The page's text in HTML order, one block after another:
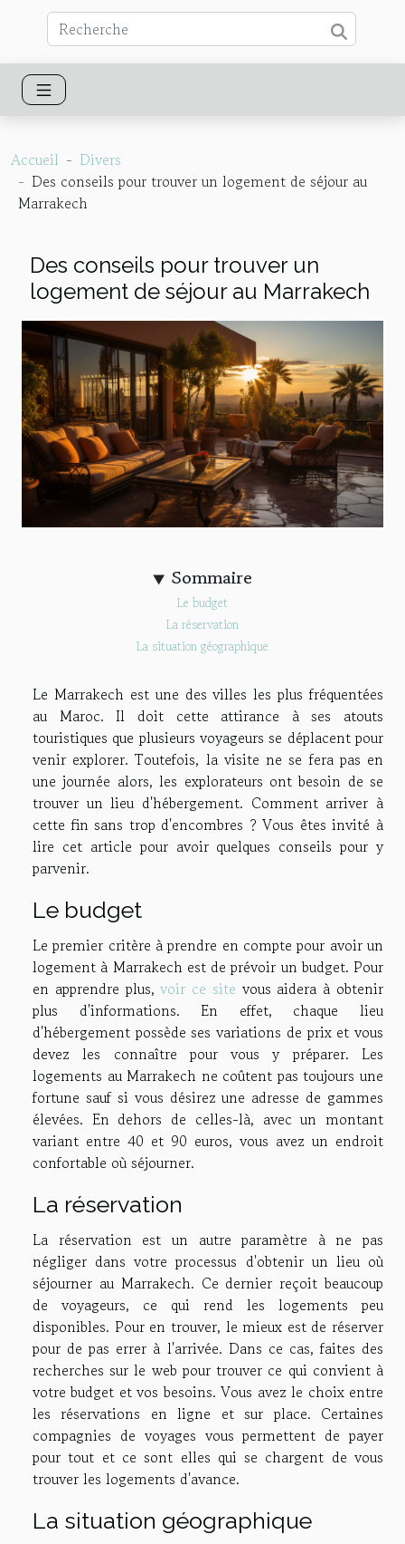
Accueil
Divers
Des conseils pour trouver un logement de séjour au
Marrakech
Des conseils pour trouver un
logement de séjour au Marrakech
Sommaire
Le budget
La réservation
La situation géographique
Le Marrakech est une des villes les plus fréquentées
au Maroc. Il doit cette attirance à ses atouts
touristiques que plusieurs voyageurs se déplacent pour
venir explorer. Toutefois, la visite ne se fera pas en
une journée alors, les explorateurs ont besoin de se
trouver un lieu d'hébergement. Comment arriver à
cette fin sans trop d'encombres ? Vous êtes invité à
lire cet article pour avoir quelques conseils pour y
parvenir.
Le budget
Le premier critère à prendre en compte pour avoir un
logement à Marrakech est de prévoir un budget. Pour
en apprendre plus,voir ce site vous aidera à obtenir
plus d'informations. En effet, chaque lieu
d'hébergement possède ses variations de prix et vous
devez les connaître pour vous y préparer. Les
logements au Marrakech ne coûtent pas toujours une
fortune sauf si vous désirez une adresse de gammes
élevées. En dehors de celles-là, avec un montant
variant entre 40 et 90 euros, vous avez un endroit
confortable où séjourner.
La réservation
La réservation est un autre paramètre à ne pas
négliger dans votre processus d'obtenir un lieu où
séjourner au Marrakech. Ce dernier reçoit beaucoup
de voyageurs, ce qui rend les logements peu
disponibles. Pour en trouver, le mieux est de réserver
pour de pas errer à l'arrivée. Dans ce cas, faites des
recherches sur le web pour trouver ce qui convient à
votre budget et vos besoins. Vous avez le choix entre
les réservations en ligne et sur place. Certaines
compagnies de voyages vous permettent de payer
pour tout et ce sont elles qui se chargent de vous
trouver les logements d'avance.
La situation géographique